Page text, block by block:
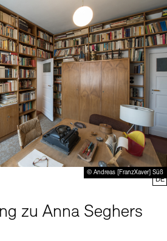
© Andreas [FranzXaver] Süß
zu Anna Seghers
DE